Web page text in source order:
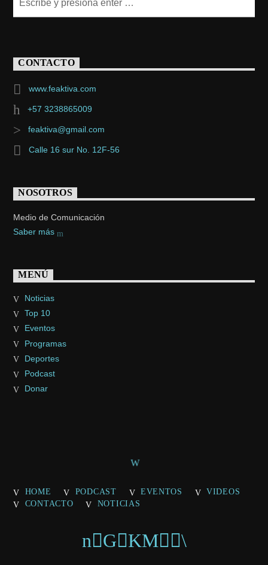
CONTACTO
www.feaktiva.com
+57 3238865009
feaktiva@gmail.com
Calle 16 sur No. 12F-56
NOSOTROS
Medio de Comunicación
Saber más
MENÚ
Noticias
Top 10
Eventos
Programas
Deportes
Podcast
Donar
HOME PODCAST EVENTOS
VIDEOS
CONTACTO
NOTICIAS